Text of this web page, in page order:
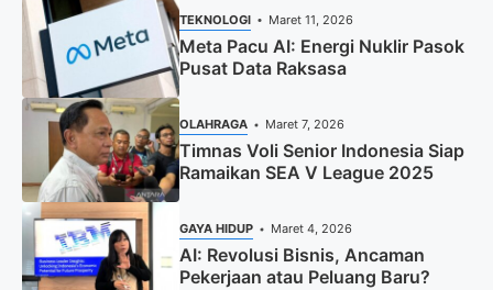
TEKNOLOGI Maret 11, 2026
Meta Pacu AI: Energi Nuklir Pasok
Pusat Data Raksasa
OLAHRAGA Maret 7, 2026
Timnas Voli Senior Indonesia Siap
Ramaikan SEA V League 2025
GAYA HIDUP Maret 4, 2026
AI: Revolusi Bisnis, Ancaman
Pekerjaan atau Peluang Baru?